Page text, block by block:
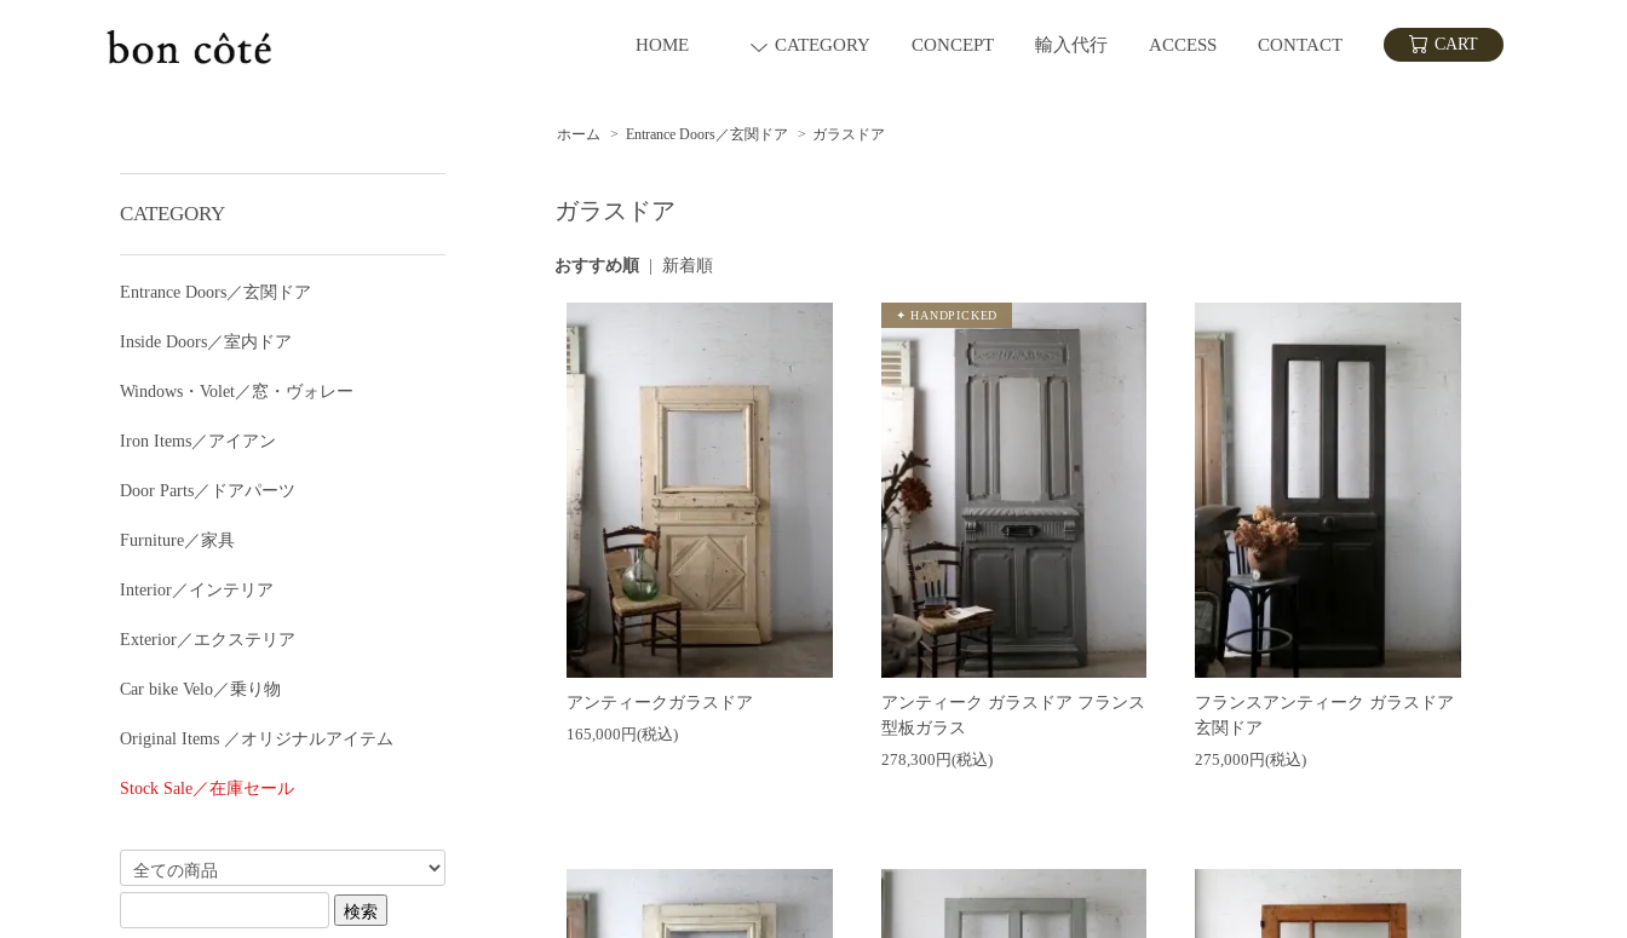
HOME CATEGORY CONCEPT 輸入代行 ACCESS CONTACT CART
ホーム > Entrance Doors／玄関ドア > ガラスドア
ガラスドア
おすすめ順| 新着順
アンティークガラスドア
165,000円(税込)
アンティーク ガラスドア フランス
型板ガラス
278,300円(税込)
フランスアンティーク ガラスドア
玄関ドア
275,000円(税込)
CATEGORY
Entrance Doors／玄関ドア
Inside Doors／室内ドア
Windows・Volet／窓・ヴォレー
Iron Items／アイアン
Door Parts／ドアパーツ
Furniture／家具
Interior／インテリア
Exterior／エクステリア
Car bike Velo／乗り物
Original Items ／オリジナルアイテム
Stock Sale／在庫セール